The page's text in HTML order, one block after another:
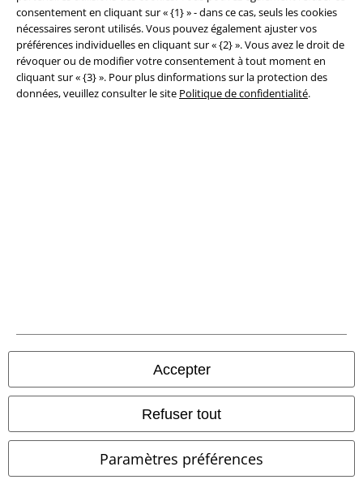
consentement en cliquant sur « {1} » - dans ce cas, seuls les cookies
nécessaires seront utilisés. Vous pouvez également ajuster vos
préférences individuelles en cliquant sur « {2} ». Vous avez le droit de
révoquer ou de modifier votre consentement à tout moment en
cliquant sur « {3} ». Pour plus dinformations sur la protection des
données, veuillez consulter le site Politique de confidentialité.
Accepter
Refuser tout
Paramètres préférences
Informations sur l'accessibilité
Tous nos prix sont T.T.C. Cependant, ils ne comprennent pasles frais
© 1986-2026 Large Popmerchandising BV